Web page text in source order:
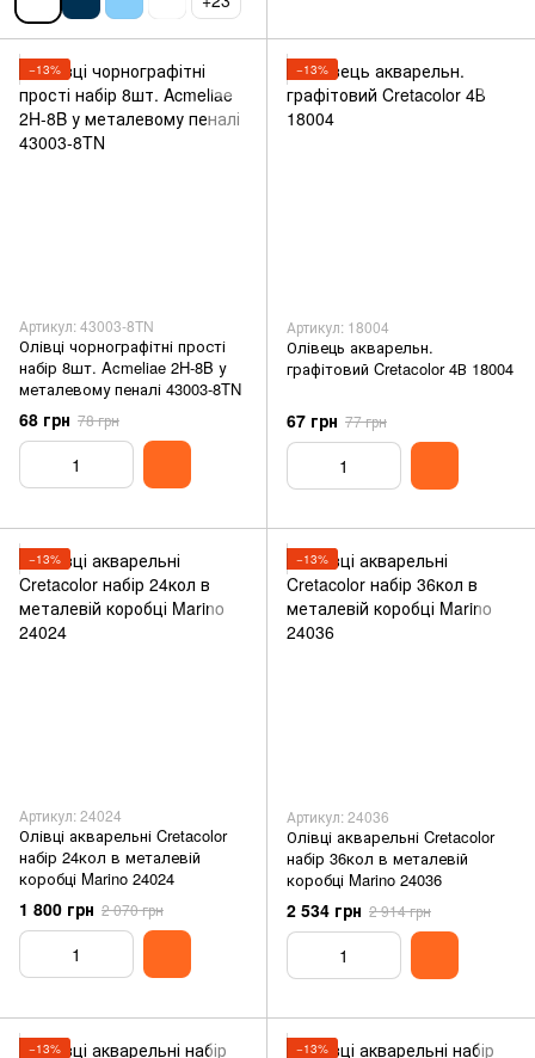
−13%
Артикул: 43003-8TN
Олівці чорнографітні прості
набір 8шт. Acmeliae 2H-8B у
металевому пеналі 43003-8TN
68 грн 78 грн
−13%
Артикул: 18004
Олівець акварельн.
графітовий Cretacolor 4В 18004
67 грн 77 грн
−13%
Артикул: 24024
Олівці акварельні Cretacolor
набір 24кол в металевій
коробці Marino 24024
1 800 грн 2 070 грн
−13%
Артикул: 24036
Олівці акварельні Cretacolor
набір 36кол в металевій
коробці Marino 24036
2 534 грн 2 914 грн
−13% −13%